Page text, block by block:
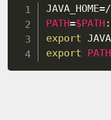
JAVA_HOME=
PATH=$PATH :
export
export PATH